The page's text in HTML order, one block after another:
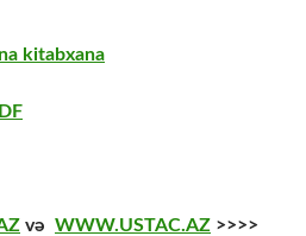
kitabxana
və WWW.USTAC.AZ >>>>